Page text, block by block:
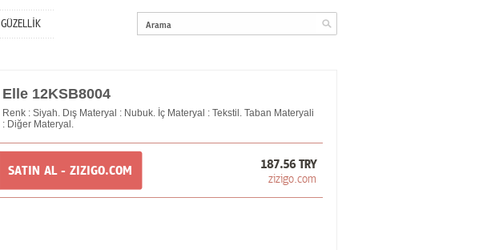
GÜZELLİK
Elle 12KSB8004
Renk : Siyah. Dış Materyal : Nubuk. İç Materyal : Tekstil. Taban Materyali
: Diğer Materyal.
SATIN AL - ZIZIGO.COM 187.56 TRY
zizigo.com